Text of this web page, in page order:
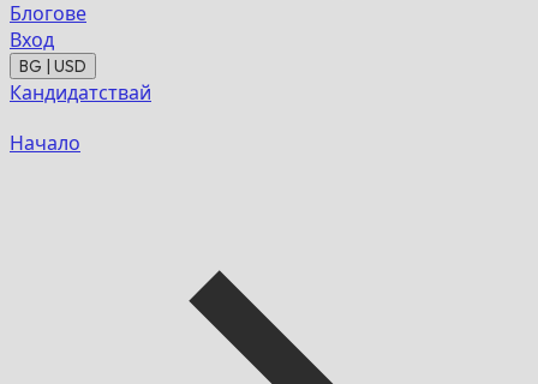
Блогове
Вход
BG | USD
Кандидатствай
Начало